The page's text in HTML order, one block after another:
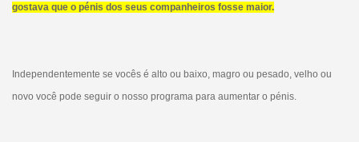
gostava que o pénis dos seus companheiros fosse maior.
Independentemente se vocês é alto ou baixo, magro ou pesado, velho ou
novo você pode seguir o nosso programa para aumentar o pénis.